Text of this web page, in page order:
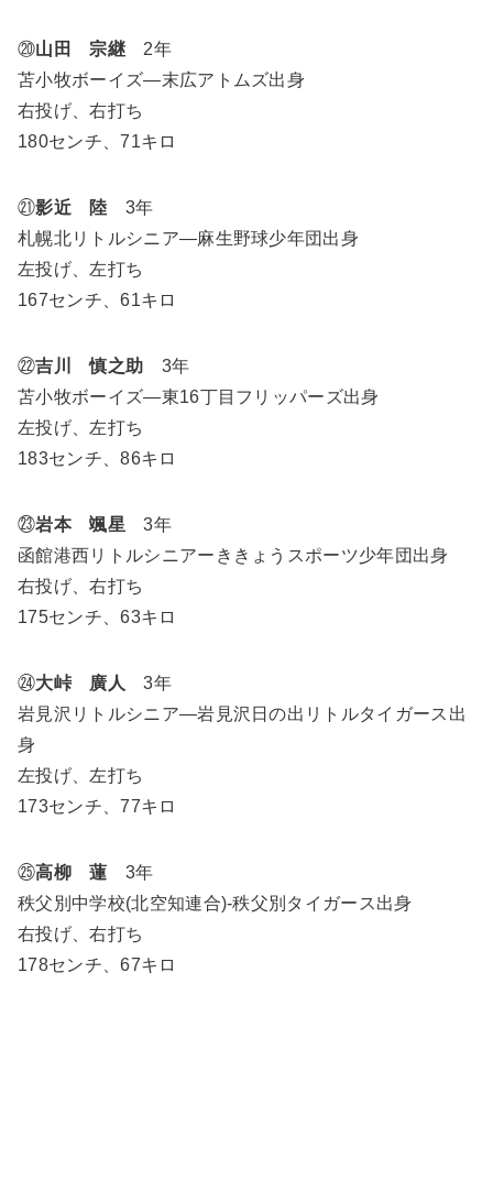
⑳山田 宗継2年
苫小牧ボーイズ―末広アトムズ出身
右投げ、右打ち
180センチ、71キロ
㉑影近 陸 3年
札幌北リトルシニア―麻生野球少年団出身
左投げ、左打ち
167センチ、61キロ
㉒吉川 慎之助 3年
苫小牧ボーイズ―東16丁目フリッパーズ出身
左投げ、左打ち
183センチ、86キロ
㉓岩本 颯星 3年
函館港西リトルシニアーききょうスポーツ少年団出身
右投げ、右打ち
175センチ、63キロ
㉔大峠 廣人
3年
岩見沢リトルシニア―岩見沢日の出リトルタイガース出
身
左投げ、左打ち
173センチ、77キロ
㉕高柳 蓮 3年
秩父別中学校(北空知連合)-秩父別タイガース出身
右投げ、右打ち
178センチ、67キロ